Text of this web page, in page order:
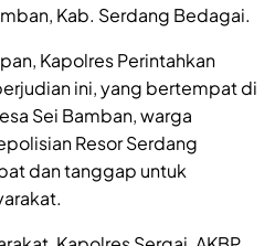
Kab. Serdang Bedagai.
Kapolres Perintahkan
ini, yang bertempat di
Sei Bamban, warga
Resor Serdang
dan tanggap untuk